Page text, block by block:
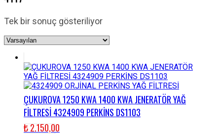
Tek bir sonuç gösteriliyor
ÇUKUROVA 1250 KWA 1400 KWA JENERATÖR YAĞ
FİLTRESİ 4324909 PERKİNS DS1103
₺2.150,00